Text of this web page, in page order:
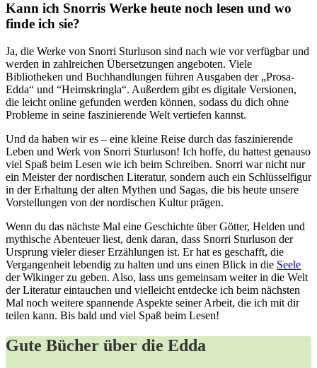
Kann ich ⁣Snorris ⁤Werke⁤ heute noch lesen und wo ​
finde ich sie?
Ja, die⁣ Werke von⁣ Snorri Sturluson sind nach wie vor verfügbar und
werden ⁢in zahlreichen ⁣Übersetzungen ⁢angeboten. ⁢Viele
⁣Bibliotheken und Buchhandlungen führen Ausgaben der „Prosa-
Edda“ und ⁢“Heimskringla“. Außerdem gibt es digitale Versionen,
die leicht ⁤online gefunden werden können, sodass ‍du dich ohne
Probleme in seine faszinierende Welt vertiefen‌ kannst. ​
Und da haben wir⁤ es – ⁤eine​ kleine Reise durch das faszinierende
Leben und⁣ Werk von Snorri Sturluson! Ich​ hoffe, du ‍hattest​ genauso
viel ⁣Spaß beim​ Lesen‌ wie ich ⁣beim ⁢Schreiben. Snorri war nicht ⁤nur
ein⁣ Meister der nordischen Literatur, sondern auch ein Schlüsselfigur
in der ⁢Erhaltung der⁢ alten Mythen ⁢und Sagas, die bis heute unsere
Vorstellungen​ von der nordischen ‌Kultur prägen.
Wenn du das nächste Mal⁤ eine Geschichte über Götter, Helden und
mythische Abenteuer liest, denk daran, dass ⁤Snorri Sturluson der
Ursprung vieler dieser Erzählungen ist. ⁤Er⁤ hat es ⁢geschafft, die
Vergangenheit lebendig zu halten und uns einen Blick in die Seele
‍der Wikinger zu geben. ⁤Also, ⁣lass uns ‍gemeinsam weiter ‌in die Welt
der Literatur eintauchen und vielleicht entdecke ich beim nächsten
Mal noch​ weitere ⁣spannende Aspekte seiner Arbeit, die ich​ mit dir
teilen ‌kann. Bis bald ⁤und​ viel Spaß beim ​Lesen!
Gute Bücher über die Edda